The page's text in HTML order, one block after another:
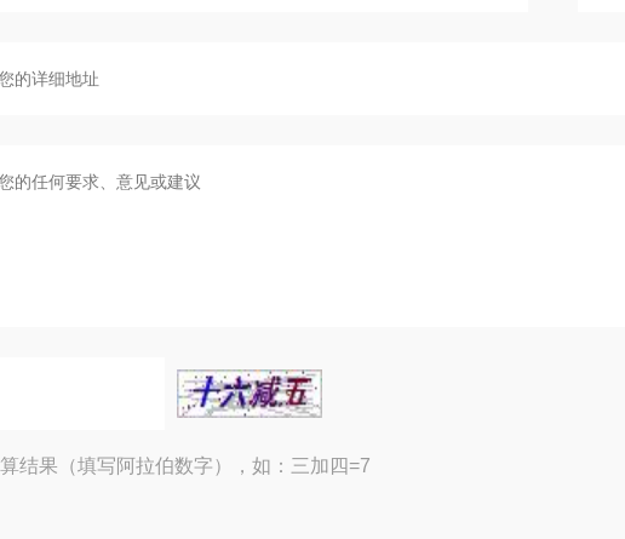
结果（填写阿拉伯数字），如：三加四=7